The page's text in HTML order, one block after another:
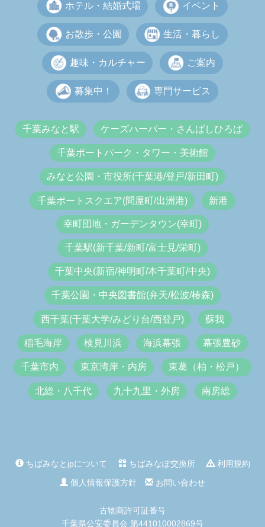
ホテル・結婚式場 イベント
お散歩・公園 生活・暮らし
趣味・カルチャー ご案内
募集中！ 専門サービス
千葉みなと駅 ケーズハーバー・さんばしひろば
千葉ポートパーク・タワー・美術館
みなと公園・市役所(千葉港/登戸/新田町)
千葉ポートスクエア(問屋町/出洲港) 新港
幸町団地・ガーデンタウン(幸町)
千葉駅(新千葉/新町/富士見/栄町)
千葉中央(新宿/神明町/本千葉町/中央)
千葉公園・中央図書館(弁天/松波/椿森)
西千葉(千葉大学/みどり台/西登戸) 蘇我
稲毛海岸 検見川浜 海浜幕張 幕張豊砂
千葉市内 東京湾岸・内房 東葛（柏・松戸）
北総・八千代 九十九里・外房 南房総
ちばみなとjpについて ちばみなぽ交換所
利用規約
個人情報保護方針
お問い合わせ
古物商許可証番号
千葉県公安委員会 第441010002869号